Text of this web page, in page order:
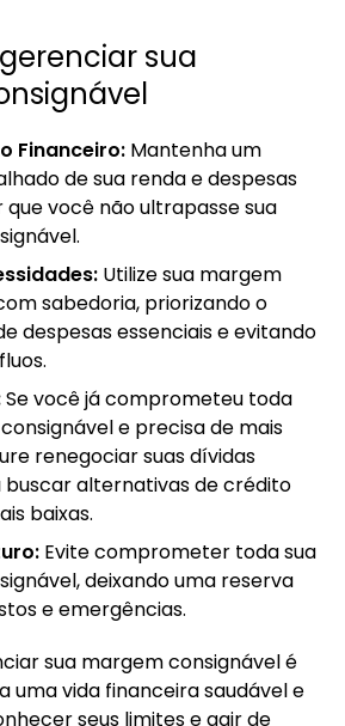
sua
Financeiro: Mantenha um
de sua renda e despesas
você não ultrapasse sua
Utilize sua margem
sabedoria, priorizando o
despesas essenciais e evitando
Se você já comprometeu toda
e precisa de mais
renegociar suas dívidas
buscar alternativas de crédito
baixas.
Evite comprometer toda sua
deixando uma reserva
e emergências.
sua margem consignável é
uma vida financeira saudável e
seus limites e agir de